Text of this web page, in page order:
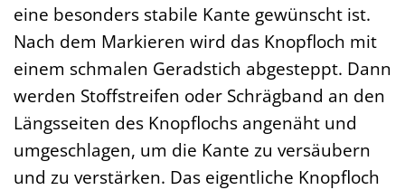
eine besonders stabile Kante gewünscht ist.
Nach dem Markieren wird das Knopfloch mit
einem schmalen Geradstich abgesteppt. Dann
werden Stoffstreifen oder Schrägband an den
Längsseiten des Knopflochs angenäht und
umgeschlagen, um die Kante zu versäubern
und zu verstärken. Das eigentliche Knopfloch